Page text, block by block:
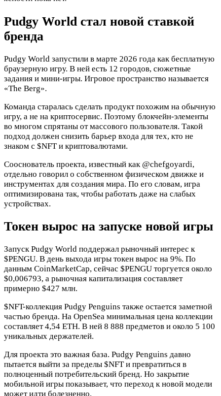
Pudgy World стал новой ставкой
бренда
Pudgy World запустили в марте 2026 года как бесплатную
браузерную игру. В ней есть 12 городов, сюжетные
задания и мини-игры. Игровое пространство называется
«The Berg».
Команда старалась сделать продукт похожим на обычную
игру, а не на криптосервис. Поэтому блокчейн-элементы
во многом спрятаны от массового пользователя. Такой
подход должен снизить барьер входа для тех, кто не
знаком с $NFTи криптовалютами.
Сооснователь проекта, известный как @chefgoyardi,
отдельно говорил о собственном физическом движке и
инструментах для создания мира. По его словам, игра
оптимизирована так, чтобы работать даже на слабых
устройствах.
Токен вырос на запуске новой игры
Запуск Pudgy World поддержал рыночный интерес к
$PENGU. В день выхода игры токен вырос на 9%. По
данным CoinMarketCap, сейчас $PENGU торгуется около
$0,006793, а рыночная капитализация составляет
примерно $427 млн.
$NFT-коллекция Pudgy Penguins также остается заметной
частью бренда. На OpenSea минимальная цена коллекции
составляет 4,54 ETH. В ней 8 888 предметов и около 5 100
уникальных держателей.
Для проекта это важная база. Pudgy Penguins давно
пытается выйти за пределы $NFTи превратиться в
полноценный потребительский бренд. Но закрытие
мобильной игры показывает, что переход к новой модели
может идти болезненно.